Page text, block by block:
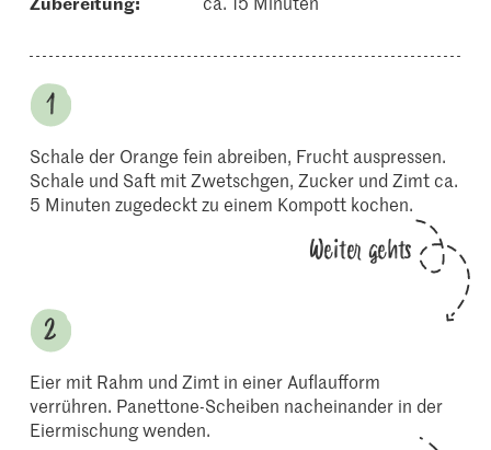
Schale der Orange fein abreiben, Frucht auspressen.
Schale und Saft mit Zwetschgen, Zucker und Zimt ca.
5 Minuten zugedeckt zu einem Kompott kochen.
Weiter gehts
Eier mit Rahm und Zimt in einer Auflaufform
verrühren. Panettone-Scheiben nacheinander in der
Eiermischung wenden.